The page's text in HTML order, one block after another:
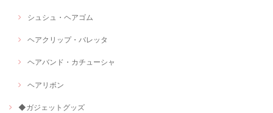
シュシュ・ヘアゴム
ヘアクリップ・バレッタ
ヘアバンド・カチューシャ
ヘアリボン
◆ガジェットグッズ